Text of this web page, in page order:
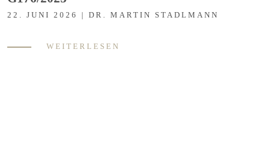
22. JUNI 2026 | DR. MARTIN STADLMANN
WEITERLESEN